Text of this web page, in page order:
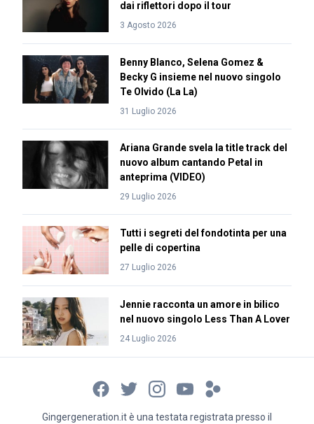
dai riflettori dopo il tour
3 Agosto 2026
Benny Blanco, Selena Gomez &
Becky G insieme nel nuovo singolo
Te Olvido (La La)
31 Luglio 2026
Ariana Grande svela la title track del
nuovo album cantando Petal in
anteprima (VIDEO)
29 Luglio 2026
Tutti i segreti del fondotinta per una
pelle di copertina
27 Luglio 2026
Jennie racconta un amore in bilico
nel nuovo singolo Less Than A Lover
24 Luglio 2026
Gingergeneration.it è una testata registrata presso il